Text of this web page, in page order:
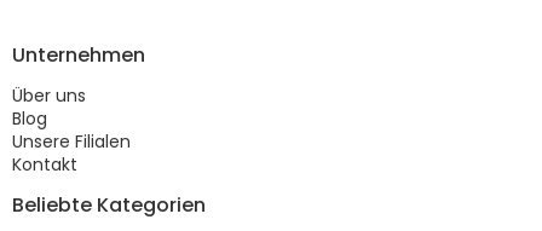
Unternehmen
Über uns
Blog
Unsere Filialen
Kontakt
Beliebte Kategorien